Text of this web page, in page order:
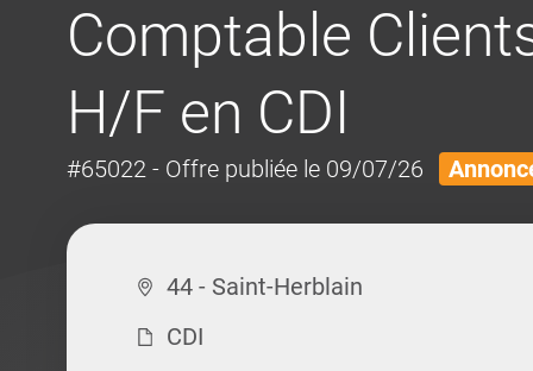
Comptable
H/F en CDI
#65022 - Offre publiée le 09/07/26
44 - Saint-Herblain
CDI